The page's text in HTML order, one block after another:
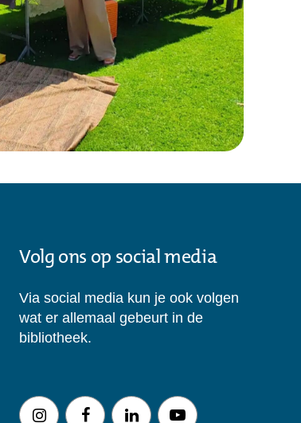
Volg ons op social media
Via social media kun je ook volgen
wat er allemaal gebeurt in de
bibliotheek.